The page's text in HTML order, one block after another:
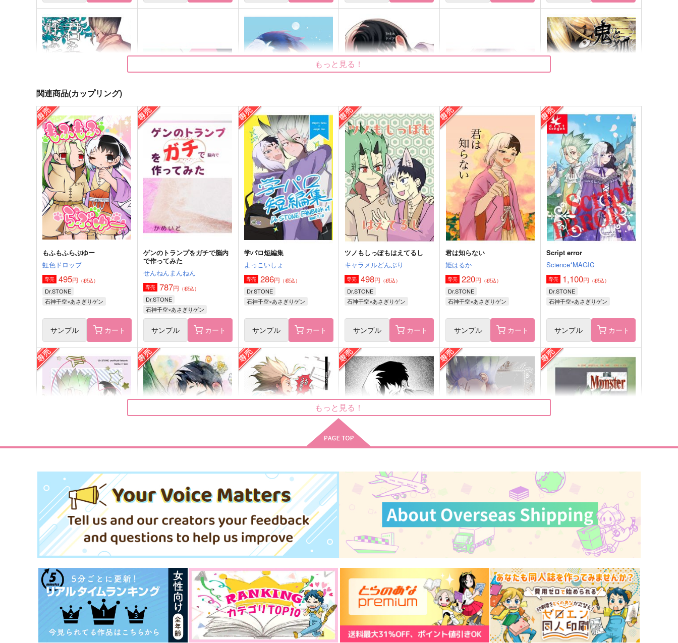
君を呼ぶ祈り
moto
787 （税込）
石神千空×あさぎりゲン
サンプル 作品詳細
指先はかく語りき
Nuca
865円
石神千空×あさぎりゲン
作品詳細
恋より先に
はちみつカノジョ
787円（税込）
石神千空×あさぎりゲン
サンプル 作品詳細
テイア
まほろば
1,240円 （税込）
石神千空×あさぎりゲン
サンプル 作品詳細
千ゲ再録2024
まほろば
1,572円（税込）
石神千空×あさぎりゲン
サンプル 作品詳細
鬼と狐
glorious star
1,572円（税込）
石神千空×あさぎりゲン
サンプル 作品詳細
FLASHLIGHT
glorious star
帰還点
ごきげんアライグマ
石神千空×あさぎりゲン
月からの声がきこえる
ライラックの空
あさぎりゲン×石神千空
作品詳細
短夜
こゆび
472 円
あさぎりゲン×石神千空
サンプル
学パロ短編集
よっこいしょ
石神千空×あさぎりゲン
どうか嫌いにならないで
ゆのみのぬるま湯
865
石神千空×あさぎりゲン
あさぎりゲンという男
最果て領域
498 円（税込）
宙のあしあと
ひねもす
1,572 （税込）
石神千空×あさぎりゲン
もっと見る！
関連商品(カップリング)
もふもふらぶゆー
虹色ドロップ
専売 495円 （税込）
Dr.STONE
石神千空×あさぎりゲン
サンプル カート
ゲンのトランプをガチで脳内
で作ってみた
せんねんまんねん
専売 787円 （税込）
Dr.STONE
石神千空×あさぎりゲン
サンプル カート
学パロ短編集
よっこいしょ
専売 286円 （税込）
Dr.STONE
石神千空×あさぎりゲン
サンプル カート
ツノもしっぽもはえてるし
キャラメルどんぶり
専売 498円 （税込）
Dr.STONE
石神千空×あさぎりゲン
サンプル カート
君は知らない
姫はるか
専売 220円 （税込）
Dr.STONE
石神千空×あさぎりゲン
サンプル カート
Script error
Science*MAGIC
専売 1,100円 （税込）
Dr.STONE
石神千空×あさぎりゲン
サンプル カート
これを「恋」と仮定して
おちゃのこさいさい倶楽部
専売 472 円（税込）
Dr.STONE
石神千空×あさぎりゲン
花蜜と体温
skysepia
専売 1,257円（税込）
Dr.STONE
石神千空×あさぎりゲン
たぴゲバース
ごきげんアライグマ
専売 629円 （税込）
Dr.STONE
石神千空×あさぎりゲン
（税込）
石神千空×あさぎりゲン
glorious star
専売 944円（税込）
Dr.STONE
石神千空×あさぎりゲン
Monster
ファンブル伝説
専売 550円（税込）
石神千空×あさぎりゲン
もっと見る！